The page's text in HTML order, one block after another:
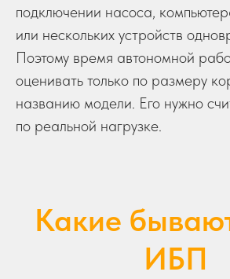
подключении насоса,
или нескольких устройств
Поэтому время автономной
оценивать только по размеру
названию модели. Его нужно
по реальной нагрузке.
Какие
ИБП